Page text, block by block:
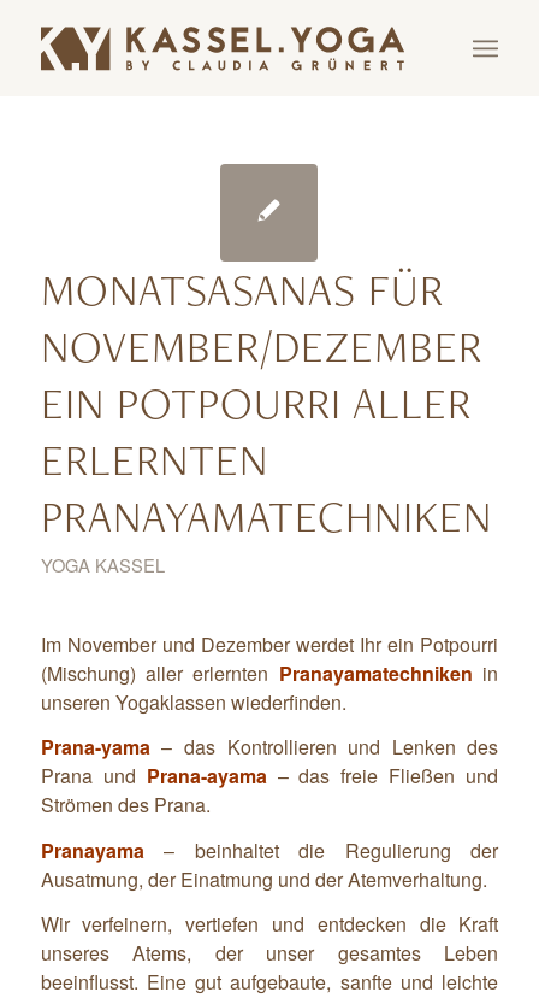
MONATSASANAS FÜR
NOVEMBER/DEZEMBER
EIN POTPOURRI ALLER
ERLERNTEN
PRANAYAMATECHNIKEN
YOGA KASSEL
Im November und Dezember werdet Ihr ein Potpourri
(Mischung) aller erlernten Pranayamatechniken in
unseren Yogaklassen wiederfinden.
Prana-yama– das Kontrollieren und Lenken des
Prana und Prana-ayama– das freie Fließen und
Strömen des Prana.
Pranayama– beinhaltet die Regulierung der
Ausatmung, der Einatmung und der Atemverhaltung.
Wir verfeinern, vertiefen und entdecken die Kraft
unseres Atems, der unser gesamtes Leben
beeinflusst. Eine gut aufgebaute, sanfte und leichte